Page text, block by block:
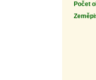
Počet